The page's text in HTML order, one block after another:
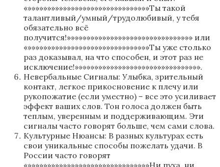
«»»»»»»»»»»»»»»»»»»»»»»»»»»»»»»»Ты такой
талантливый/умный/трудолюбивый, у тебя
обязательно всё
получится!»»»»»»»»»»»»»»»»»»»»»»»»»»»»»»»» или
«»»»»»»»»»»»»»»»»»»»»»»»»»»»»»»»Ты уже столько
раз доказывал, на что способен, и этот раз не
исключение!»»»»»»»»»»»»»»»»»»»»»»»»»»»»»»»».
Невербальные Сигналы: Улыбка, зрительный
контакт, легкое прикосновение к плечу или
рукопожатие (если уместно) – все это усиливает
эффект ваших слов. Тон голоса должен быть
теплым, уверенным и поддерживающим. Эти
сигналы часто говорят больше, чем сами слова.
Культурные Нюансы: В разных культурах есть
свои уникальные способы пожелать удачи. В
России часто говорят